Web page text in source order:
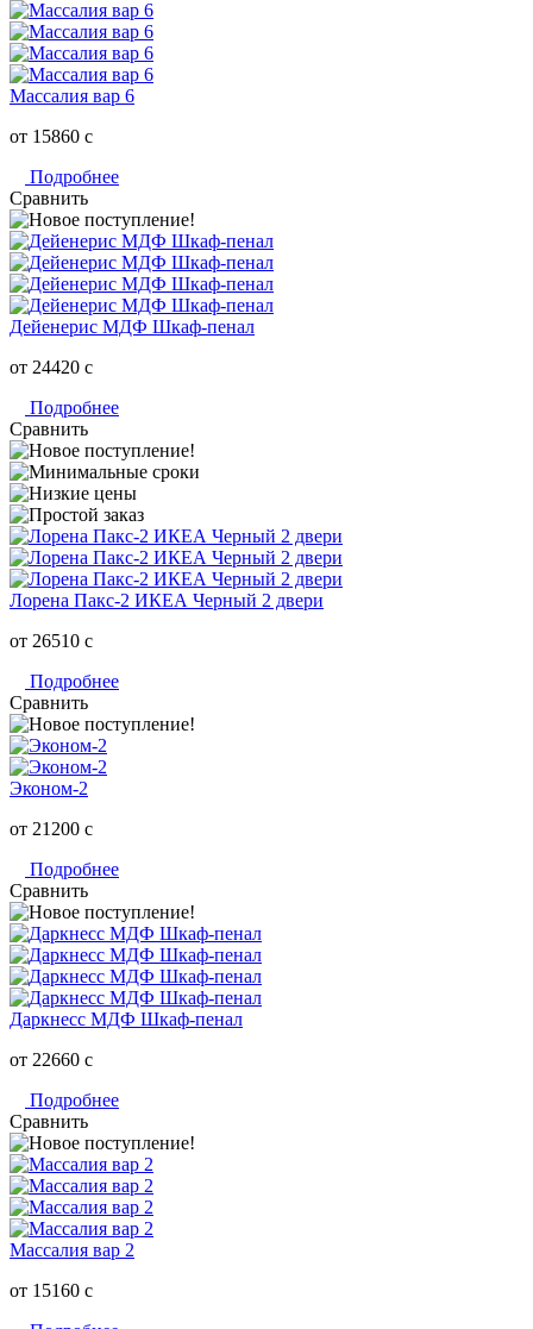
Массалия вар 6
от 15860 c
Подробнее
Сравнить
Дейенерис МДФ Шкаф-пенал
от 24420 c
Подробнее
Сравнить
Лорена Пакс-2 ИКЕА Черный 2 двери
от 26510 c
Подробнее
Сравнить
Эконом-2
от 21200 c
Подробнее
Сравнить
Даркнесс МДФ Шкаф-пенал
от 22660 c
Подробнее
Сравнить
Массалия вар 2
от 15160 c